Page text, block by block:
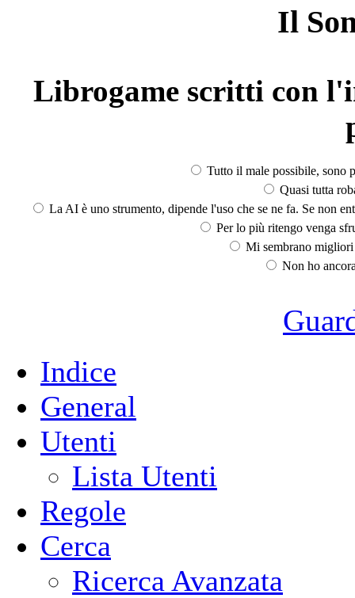
Il
Librogame scritti con
Tutto il male possibile, sono
Quasi tutta
La AI è uno strumento, dipende l'uso che se ne fa. Se non
Per lo più ritengo venga
Mi sembrano
Non ho
Indice
General
Utenti
Lista Utenti
Regole
Cerca
Ricerca Avanzata